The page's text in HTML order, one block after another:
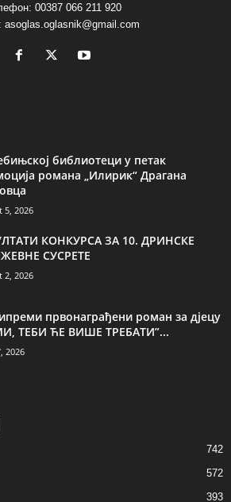
00387 066 211 920
asoglas.oglasnik@gmail.com
библиотеци у петак
романа „Илирик“ Драгана
5, 2026
КОНКУРСА ЗА 10. ДРИНСКЕ
СУСРЕТЕ
2, 2026
првонаграђени роман за дјецу
ТЕБИ ЋЕ ВИШЕ ТРЕБАТИ”...
2026
742
572
393